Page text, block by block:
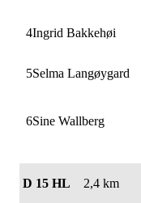
4Ingrid Bakkehøi
5Selma Langøygard
6Sine Wallberg
D 15 HL 2,4 km